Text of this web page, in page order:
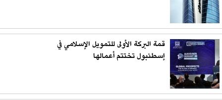
قمة البركة الأولى للتمويل الإسلامي في
إسطنبول تختتم أعمالها